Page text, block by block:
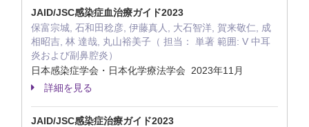
JAID/JSC感染症血治療ガイド2023
保富宗城, 石和田稔彦, 伊藤真人, 大石智洋, 賀来敬仁, 成
相昭吉, 林 達哉, 丸山裕美子（ 担当： 単著 範囲: V 中耳
炎および副鼻腔炎）
日本感染症学会・日本化学療法学会 2023年11月
詳細を見る
JAID/JSC感染症治療ガイド2023